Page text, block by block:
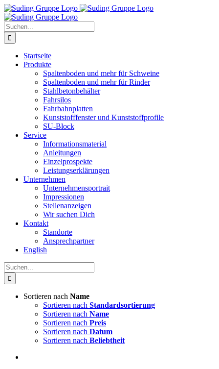
Zum
Inhalt
springen
Suche
nach:
Startseite
Produkte
Spaltenboden und mehr für Schweine
Spaltenboden und mehr für Rinder
Stahlbetonbehälter
Fahrsilos
Fahrbahnplatten
Kunststofffenster und Kunststoffprofile
SU-Block
Service
Informationsmaterial
Anleitungen
Einzelprospekte
Leistungserklärungen
Unternehmen
Unternehmensportrait
Impressionen
Stellenanzeigen
Wir suchen Dich
Kontakt
Standorte
Ansprechpartner
English
Suche
nach:
Sortieren nach Name
Sortieren nach Standardsortierung
Sortieren nach Name
Sortieren nach Preis
Sortieren nach Datum
Sortieren nach Beliebtheit